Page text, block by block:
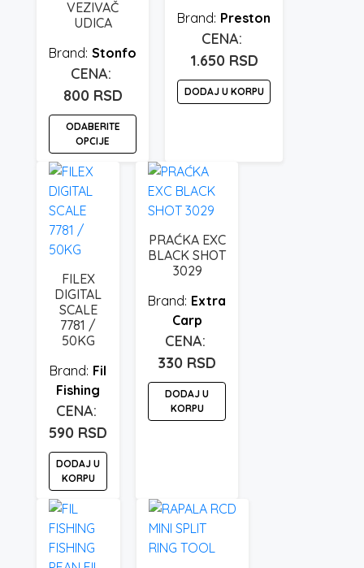
VEZIVAČ
UDICA
Stonfo
800 RSD
ODABERITE
OPCIJE
Ovaj
proizvod
ima
više
varijanti.
mogu
biti
izabrane
na
stranici
proizvoda.
Preston
1.650 RSD
DODAJ U KORPU
FILEX
DIGITAL
SCALE
7781 /
50KG
Fil
Fishing
590 RSD
DODAJ U
KORPU
PRAĆKA EXC
BLACK SHOT
3029
Extra
Carp
330 RSD
DODAJ U
KORPU